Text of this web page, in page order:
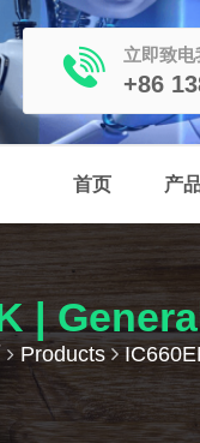
立即致电
+86
首页 产
|
Products